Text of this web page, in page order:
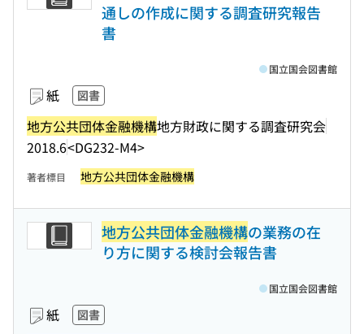
通しの作成に関する調査研究報告
書
紙 図書
地方公共団体金融機構地方財政に関する調査研究会
2018.6<DG232-M4>
国立国会図書館
著者標目 地方公共団体金融機構
地方公共団体金融機構の業務の在
り方に関する検討会報告書
紙 図書
国立国会図書館